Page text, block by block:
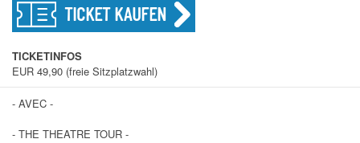
TICKET KAUFEN
TICKETINFOS
EUR 49,90 (freie Sitzplatzwahl)
- AVEC -
- THE THEATRE TOUR -